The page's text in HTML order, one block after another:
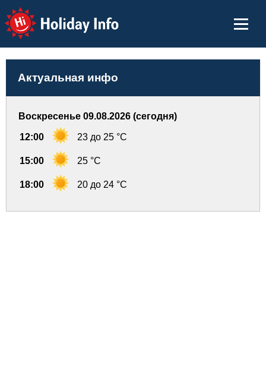
Holiday Info
Актуальная инфо
Воскресенье 09.08.2026 (сегодня)
12:00 23 до 25 °C
15:00 25 °C
18:00 20 до 24 °C